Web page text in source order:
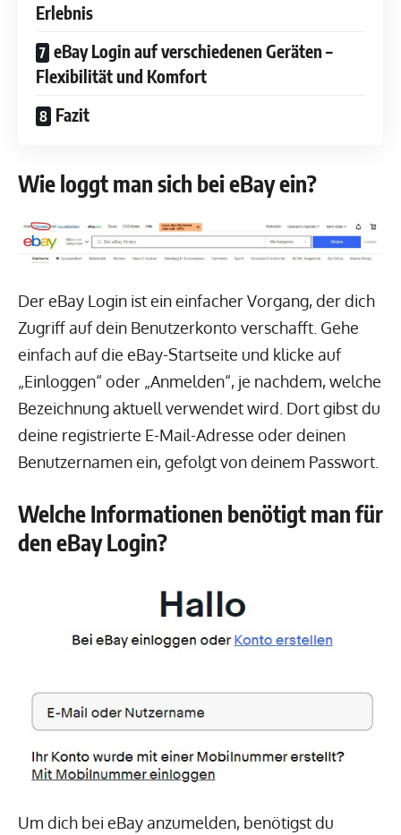
Erlebnis
eBay Login auf verschiedenen Geräten –
Flexibilität und Komfort
Fazit
Wie loggt man sich bei eBay ein?
Der eBay Login ist ein einfacher Vorgang, der dich
Zugriff auf dein Benutzerkonto verschafft. Gehe
einfach auf die eBay-Startseite und klicke auf
„Einloggen“ oder „Anmelden“, je nachdem, welche
Bezeichnung aktuell verwendet wird. Dort gibst du
deine registrierte E-Mail-Adresse oder deinen
Benutzernamen ein, gefolgt von deinem Passwort.
Welche Informationen benötigt man für
den eBay Login?
Um dich bei eBay anzumelden, benötigst du